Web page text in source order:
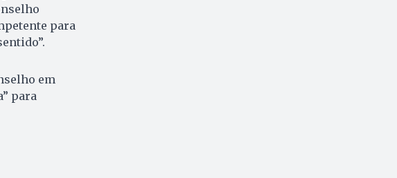
para
em
para